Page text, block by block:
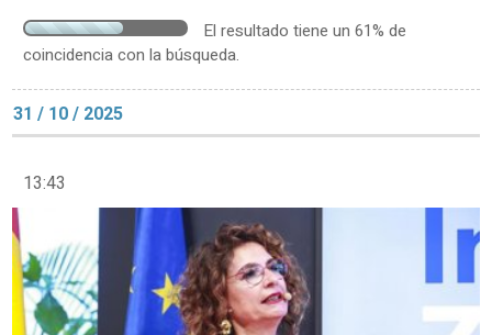
El resultado tiene un 61% de
coincidencia con la búsqueda.
31 / 10 / 2025
13:43